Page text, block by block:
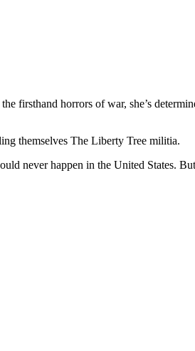
firsthand horrors of war, she’s
themselves The Liberty Tree militia.
never happen in the United States.